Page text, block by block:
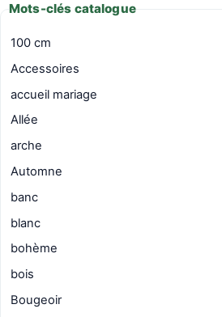
Mots-clés catalogue
100 cm
Accessoires
accueil mariage
Allée
arche
Automne
banc
blanc
bohème
bois
Bougeoir